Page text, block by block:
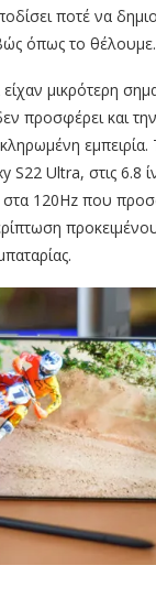
ποτέ να
όπως το θέλουμε.
μικρότερη
προσφέρει και
S22 Ultra, στις 6.8
120Hz που